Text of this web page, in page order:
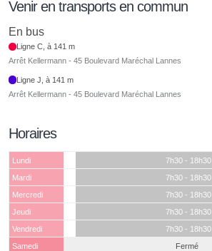
Venir en transports en commun
En bus
Ligne C, à 141 m
Arrêt Kellermann - 45 Boulevard Maréchal Lannes
Ligne J, à 141 m
Arrêt Kellermann - 45 Boulevard Maréchal Lannes
Horaires
Lundi
7h30 - 18h30
Mardi
7h30 - 18h30
Mercredi
7h30 - 18h30
Jeudi
7h30 - 18h30
Vendredi
7h30 - 18h30
Samedi
Fermé